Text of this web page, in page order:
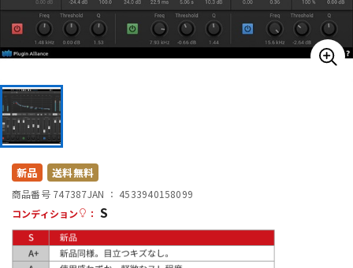
アンプ エフェクター
配信/ライブ機器
中古 ヴィンテージ
新品 送料無料
商品番号 747387JAN ： 4533940158099
コンディション
： S